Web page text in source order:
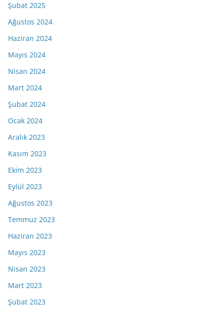
Şubat 2025
Ağustos 2024
Haziran 2024
Mayıs 2024
Nisan 2024
Mart 2024
Şubat 2024
Ocak 2024
Aralık 2023
Kasım 2023
Ekim 2023
Eylül 2023
Ağustos 2023
Temmuz 2023
Haziran 2023
Mayıs 2023
Nisan 2023
Mart 2023
Şubat 2023